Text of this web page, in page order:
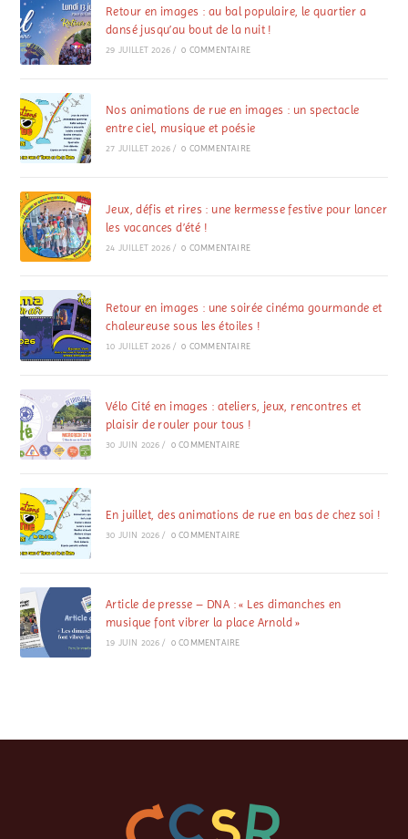
Retour en images : au bal populaire, le quartier a
dansé jusqu’au bout de la nuit !
29 JUILLET 2026 / 0 COMMENTAIRE
Nos animations de rue en images : un spectacle
entre ciel, musique et poésie
27 JUILLET 2026 / 0 COMMENTAIRE
Jeux, défis et rires : une kermesse festive pour lancer
les vacances d’été !
24 JUILLET 2026 / 0 COMMENTAIRE
Retour en images : une soirée cinéma gourmande et
chaleureuse sous les étoiles !
10 JUILLET 2026 / 0 COMMENTAIRE
Vélo Cité en images : ateliers, jeux, rencontres et
plaisir de rouler pour tous !
30 JUIN 2026 / 0 COMMENTAIRE
En juillet, des animations de rue en bas de chez soi !
30 JUIN 2026 / 0 COMMENTAIRE
Article de presse – DNA : « Les dimanches en
musique font vibrer la place Arnold »
19 JUIN 2026 / 0 COMMENTAIRE